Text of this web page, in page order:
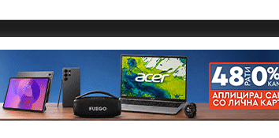
Copyright © 2018 - Member of IAB Macedonia
Member of Clip Media Group / 2017
се од суштинско значење за работата на
и вашето корисничко искуство. Напомена:
интернет страница.